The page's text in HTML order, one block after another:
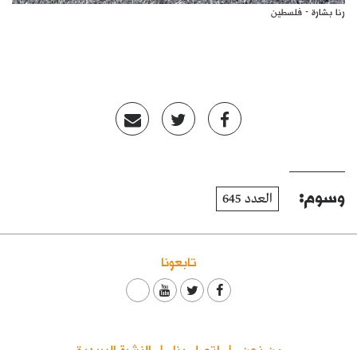
رنا بشارة - فلسطين
وسوم: العدد 645
تابعونا